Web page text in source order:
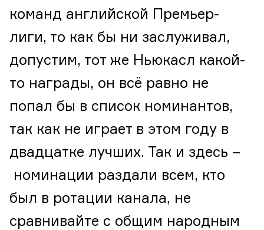
команд английской Премьер-
лиги, то как бы ни заслуживал,
допустим, тот же Ньюкасл какой-
то награды, он всё равно не
попал бы в список номинантов,
так как не играет в этом году в
двадцатке лучших. Так и здесь –
номинации раздали всем, кто
был в ротации канала, не
сравнивайте с общим народным